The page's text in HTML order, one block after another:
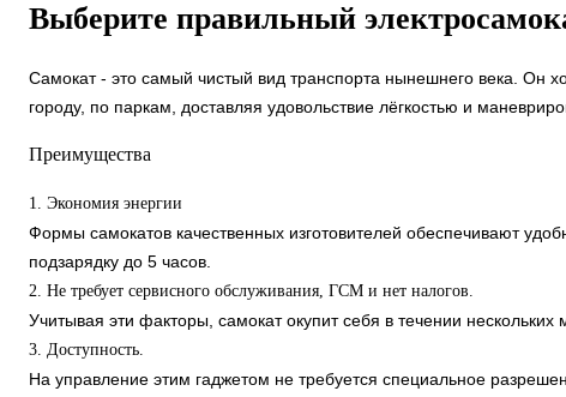
Выберите правильный
Самокат - это самый чистый вид транспорта нынешнего века. Он
городу, по паркам, доставляя удовольствие лёгкостью и
Преимущества
1. Экономия энергии
Формы самокатов качественных изготовителей обеспечивают
подзарядку до 5 часов.
2. Не требует сервисного обслуживания, ГСМ и нет налогов.
Учитывая эти факторы, самокат окупит себя в течении нескольких
3. Доступность.
На управление этим гаджетом не требуется специальное